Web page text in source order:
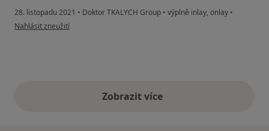
28. listopadu 2021 • Doktor TKALYCH Group • výplně inlay, onlay •
podle názoru uživatele EP
Nahlásit zneužití
Zobrazit vícevýše uvedené názory